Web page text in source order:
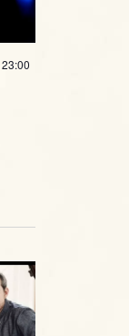
23:00